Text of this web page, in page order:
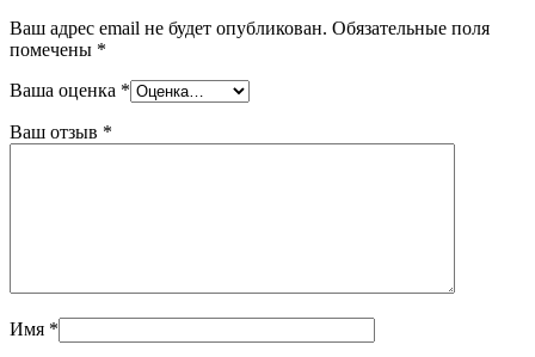
Ваш адрес email не будет опубликован. Обязательные поля
помечены *
Ваша оценка *
Ваш отзыв *
Имя *